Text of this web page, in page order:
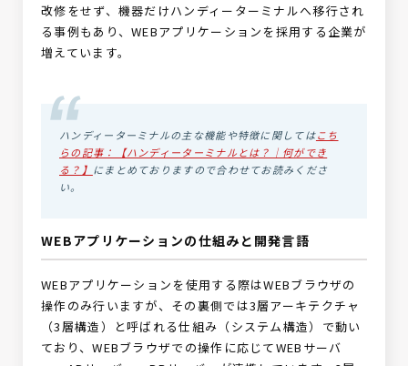
改修をせず、機器だけハンディーターミナルへ移行され
る事例もあり、WEBアプリケーションを採用する企業が
増えています。
ハンディーターミナルの主な機能や特徴に関してはこち
らの記事：【ハンディーターミナルとは？｜何ができ
る？】 にまとめておりますので合わせてお読みくださ
い。
WEBアプリケーションの仕組みと開発言語
WEBアプリケーションを使用する際はWEBブラウザの
操作のみ行いますが、その裏側では3層アーキテクチャ
（3層構造）と呼ばれる仕組み（システム構造）で動い
ており、WEBブラウザでの操作に応じてWEBサーバ